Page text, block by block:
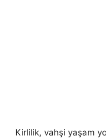
Kirlilik, vahşi yaşam